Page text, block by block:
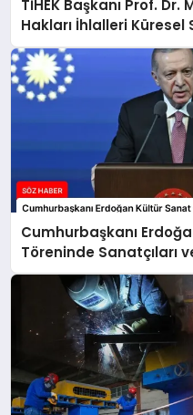
TİHEK Başkanı Prof. Dr.
Hakları İhlalleri Küresel
Cumhurbaşkanı
Töreninde Sanatçıları